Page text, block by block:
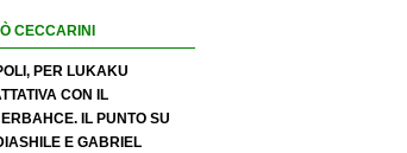
CECCARINI
PER LUKAKU
CON IL
IL PUNTO SU
E GABRIEL